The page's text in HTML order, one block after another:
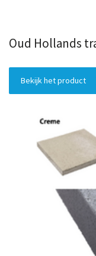
Oud Hollands
Bekijk het product